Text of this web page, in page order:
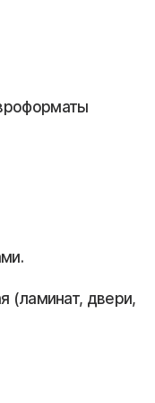
(ламинат, двери,